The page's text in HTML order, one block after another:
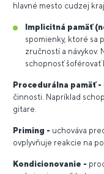
hlavné mesto cudzej
Implicitná pamäť
spomienky, ktoré sa
zručností a návykov.
schopnosť šoférovať
Procedurálna pamäť -
činnosti. Napríklad
gitare.
Priming - uchováva
ovplyvňuje reakcie na
Kondicionovanie -